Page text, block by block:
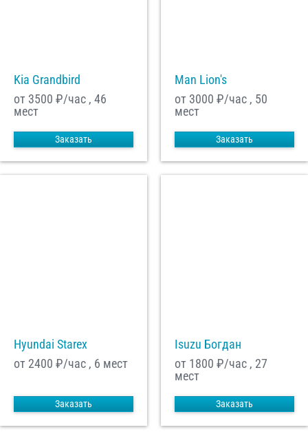
Kia Grandbird
от 3500 ₽/час , 46
мест
Заказать
Man Lion's
от 3000 ₽/час , 50
мест
Заказать
Hyundai Starex
от 2400 ₽/час , 6 мест
Заказать
Isuzu Богдан
от 1800 ₽/час , 27
мест
Заказать